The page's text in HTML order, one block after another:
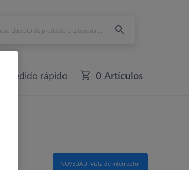
Pedido rápido 0 Artículos
NOVEDAD: Vista de interruptor